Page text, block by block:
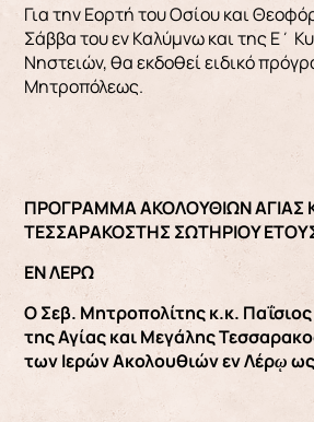
Για την Εορτή του Οσίου και
Σάββα του εν Καλύμνω και της Ε΄
Νηστειών, θα εκδοθεί ειδικό
Μητροπόλεως.
ΠΡΟΓΡΑΜΜΑ ΑΚΟΛΟΥΘΙΩΝ ΑΓΙΑΣ
ΤΕΣΣΑΡΑΚΟΣΤΗΣ ΣΩΤΗΡΙΟΥ
ΕΝ ΛΕΡΩ
Ο Σεβ. Μητροπολίτης κ.κ.
της Αγίας και Μεγάλης
των Ιερών Ακολουθιών εν Λέρῳ